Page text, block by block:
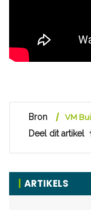
Bron VM
Deel dit artikel
ARTIKELS